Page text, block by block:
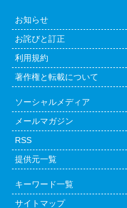
お知らせ
お詫びと訂正
利用規約
著作権と転載について
ソーシャルメディア
メールマガジン
RSS
提供元一覧
キーワード一覧
サイトマップ